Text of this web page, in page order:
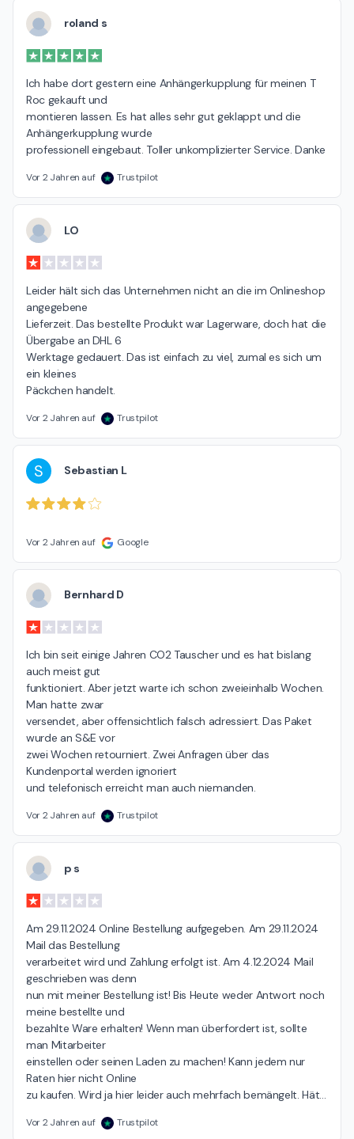
roland s
Ich habe dort gestern eine Anhängerkupplung für meinen T
Roc gekauft und
montieren lassen. Es hat alles sehr gut geklappt und die
Anhängerkupplung wurde
professionell eingebaut. Toller unkomplizierter Service. Danke
Vor 2 Jahren auf Trustpilot
LO
Leider hält sich das Unternehmen nicht an die im Onlineshop
angegebene
Lieferzeit. Das bestellte Produkt war Lagerware, doch hat die
Übergabe an DHL 6
Werktage gedauert. Das ist einfach zu viel, zumal es sich um
ein kleines
Päckchen handelt.
Vor 2 Jahren auf Trustpilot
S Sebastian L
Vor 2 Jahren auf Google
Bernhard D
Ich bin seit einige Jahren CO2 Tauscher und es hat bislang
auch meist gut
funktioniert. Aber jetzt warte ich schon zweieinhalb Wochen.
Man hatte zwar
versendet, aber offensichtlich falsch adressiert. Das Paket
wurde an S&E vor
zwei Wochen retourniert. Zwei Anfragen über das
Kundenportal werden ignoriert
und telefonisch erreicht man auch niemanden.
Vor 2 Jahren auf Trustpilot
p s
Am 29.11.2024 Online Bestellung aufgegeben. Am 29.11.2024
Mail das Bestellung
verarbeitet wird und Zahlung erfolgt ist. Am 4.12.2024 Mail
geschrieben was denn
nun mit meiner Bestellung ist! Bis Heute weder Antwort noch
meine bestellte und
bezahlte Ware erhalten! Wenn man überfordert ist, sollte
man Mitarbeiter
einstellen oder seinen Laden zu machen! Kann jedem nur
Raten hier nicht Online
zu kaufen. Wird ja hier leider auch mehrfach bemängelt. Hät…
Vor 2 Jahren auf Trustpilot